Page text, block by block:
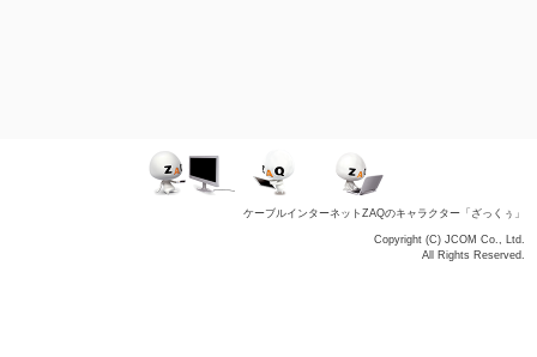
ケーブルインターネットZAQのキャラクター「ざっくぅ」
Copyright (C) JCOM Co., Ltd.
All Rights Reserved.